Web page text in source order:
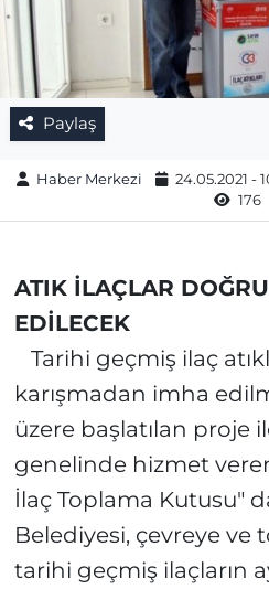
Paylaş
Haber Merkezi 24.05.2021 -
176
ATIK İLAÇLAR
EDİLECEK
Tarihi geçmiş ilaç
karışmadan imha
üzere başlatılan proje
genelinde hizmet
İlaç Toplama Kutusu"
Belediyesi, çevreye ve
tarihi geçmiş ilaçların
Topluluk Kuralları
Yayın İlkeleri